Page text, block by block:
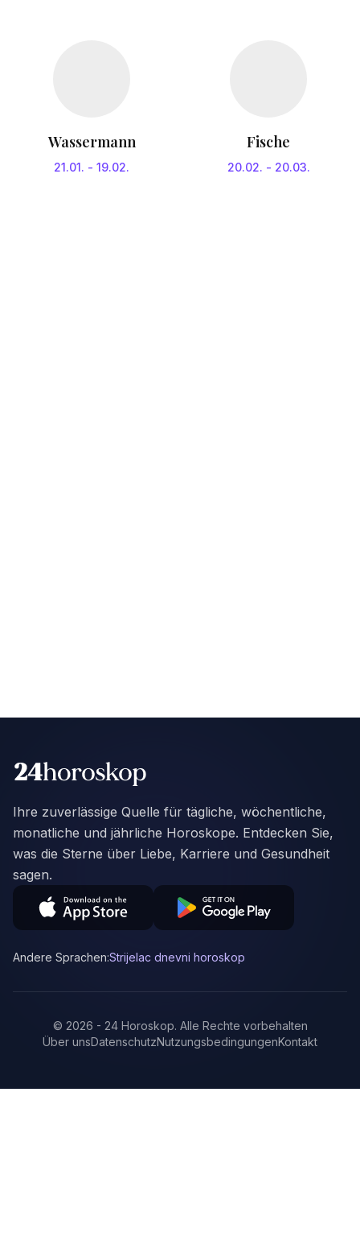
Wassermann
21.01. - 19.02.
Fische
20.02. - 20.03.
Ihre zuverlässige Quelle für tägliche, wöchentliche,
monatliche und jährliche Horoskope. Entdecken Sie,
was die Sterne über Liebe, Karriere und Gesundheit
sagen.
Andere Sprachen:Strijelac dnevni horoskop
© 2026 - 24 Horoskop. Alle Rechte vorbehalten
Über unsDatenschutzNutzungsbedingungenKontakt